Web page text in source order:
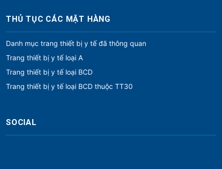
THỦ TỤC CÁC MẶT HÀNG
Danh mục trang thiết bị y tế đã thông quan
Trang thiết bị y tế loại A
Trang thiết bị y tế loại BCD
Trang thiết bị y tế loại BCD thuộc TT30
SOCIAL